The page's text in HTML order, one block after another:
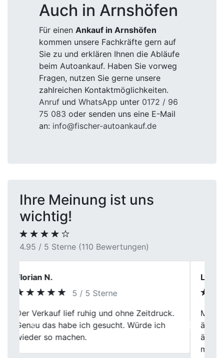
Auch in Arnshöfen
Für einen Ankauf in Arnshöfen
kommen unsere Fachkräfte gern auf
Sie zu und erklären Ihnen die Abläufe
beim Autoankauf. Haben Sie vorweg
Fragen, nutzen Sie gerne unsere
zahlreichen Kontaktmöglichkeiten.
Anruf und WhatsApp unter 0172 / 96
75 083 oder senden uns eine E-Mail
an: info@fischer-autoankauf.de
Ihre Meinung ist uns
wichtig!
4.95 / 5 Sterne (110 Bewertungen)
Lisa Krüger
5 / 5 Sterne
Mein Besuch bei Fischer Autoankauf war
äußerst positiv. Die Mitarbeiter waren
äußerst freundlich und die Bewertung
Previous Next